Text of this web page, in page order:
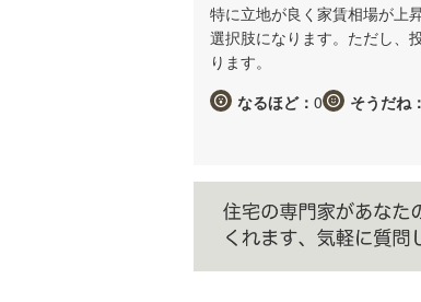
特に立地が良く家賃相場が上
選択肢になります。ただし、
ります。
なるほど： 0 そうだね：